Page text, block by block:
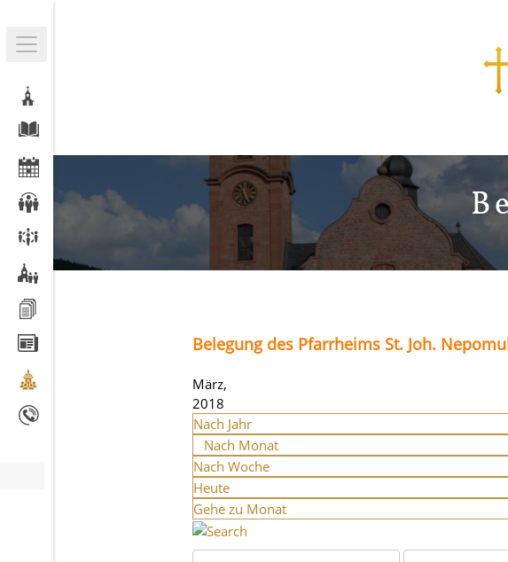
Belegung des Pfarrheims St. Joh.
März,
2018
Nach Jahr
Nach Monat
Nach Woche
Heute
Gehe zu Monat